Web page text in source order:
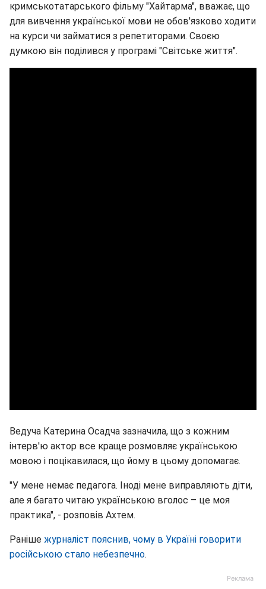
кримськотатарського фільму "Хайтарма", вважає, що
для вивчення української мови не обов'язково ходити
на курси чи займатися з репетиторами. Своєю
думкою він поділився у програмі "Світське життя".
Ведуча Катерина Осадча зазначила, що з кожним
інтерв'ю актор все краще розмовляє українською
мовою і поцікавилася, що йому в цьому допомагає.
"У мене немає педагога. Іноді мене виправляють діти,
але я багато читаю українською вголос – це моя
практика", - розповів Ахтем.
Раніше журналіст пояснив, чому в Україні говорити
російською стало небезпечно.